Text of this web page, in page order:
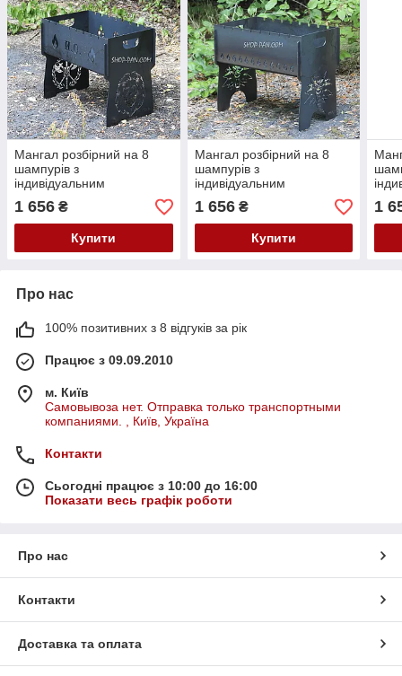
Мангал розбірний на 8
шампурів з
індивідуальним
гравіюванням
1 656 ₴
Купити
Мангал розбірний на 8
шампурів з
індивідуальним
гравіюванням
1 656₴
Купити
1
Про нас
100% позитивних з 8 відгуків за рік
Працює з 09.09.2010
м. Київ
Самовывоза нет. Отправка только транспортными
компаниями. , Київ, Україна
Контакти
Сьогодні працює з 10:00 до 16:00
Показати весь графік роботи
Про нас
Контакти
Доставка та оплата